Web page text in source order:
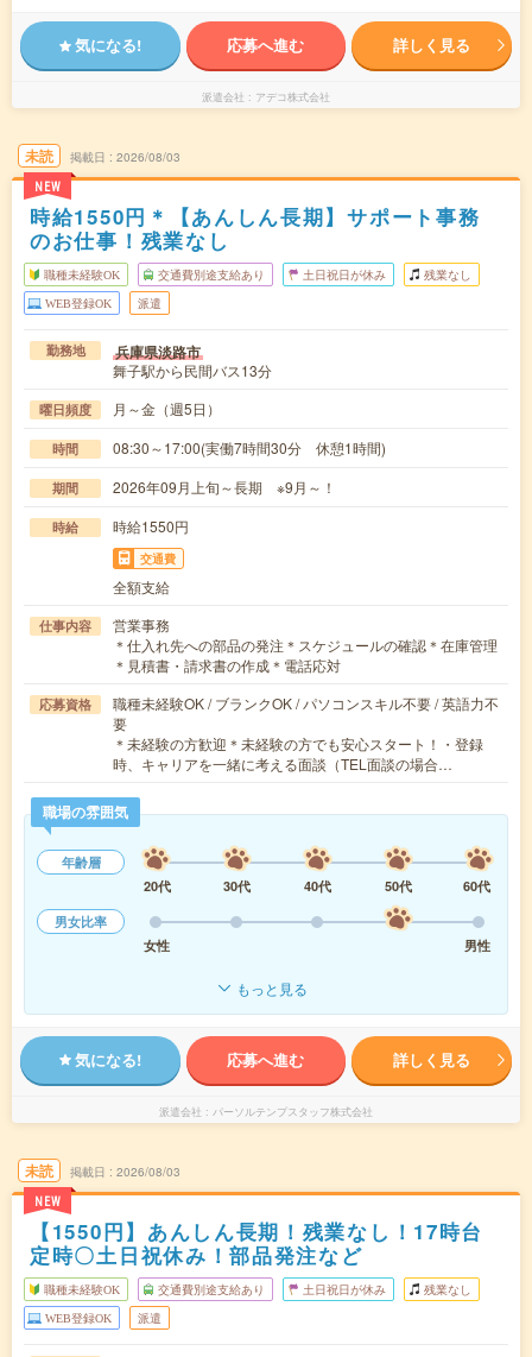
気になる! 応募へ進む 詳しく見る
派遣会社 アデコ株式会社
未読
NEW
掲載日 2026/08/03
時給1550円＊【あんしん長期】サポート事務
のお仕事！残業なし
職種未経験OK 交通費別途支給あり 土日祝日が休み 残業なし
WEB登録OK 派遣
勤務地 兵庫県淡路市
舞子駅から民間バス13分
曜日頻度 月～金（週5日）
時間 08:30～17:00(実働7時間30分 休憩1時間)
期間 2026年09月上旬～長期 ※9月～！
時給 時給1550円
交通費
全額支給
仕事内容
営業事務
＊仕入れ先への部品の発注＊スケジュールの確認＊在庫管理
＊見積書・請求書の作成＊電話応対
応募資格
職種未経験OK / ブランクOK / パソコンスキル不要 / 英語力不
要
＊未経験の方歓迎＊未経験の方でも安心スタート！・登録
時、キャリアを一緒に考える面談（TEL面談の場合…
職場の雰囲気
年齢層
20代
30代 40代 50代
60代
男女比率
女性
男性
もっと見る
気になる! 応募へ進む 詳しく見る
派遣会社 パーソルテンプスタッフ株式会社
未読
NEW
掲載日 2026/08/03
【1550円】あんしん長期！残業なし！17時台
定時〇土日祝休み！部品発注など
職種未経験OK 交通費別途支給あり 土日祝日が休み 残業なし
WEB登録OK 派遣